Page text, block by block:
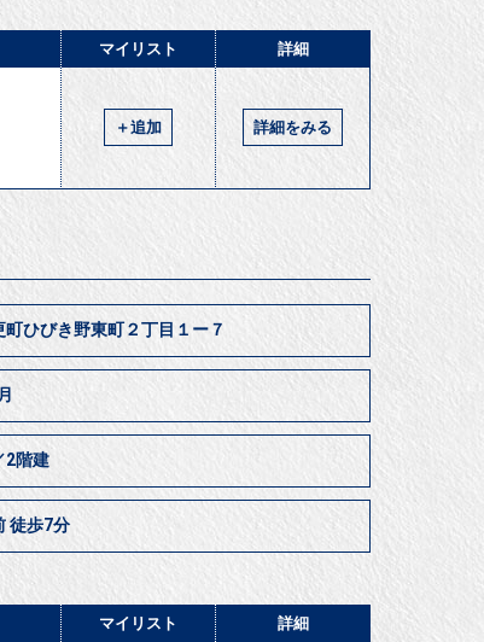
マイリスト 詳細
＋追加 詳細をみる
町ひびき野東町２丁目１ー７
2階建
徒歩7分
マイリスト 詳細